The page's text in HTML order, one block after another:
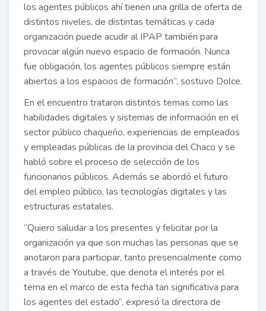
los agentes públicos ahí tienen una grilla de oferta de
distintos niveles, de distintas temáticas y cada
organización puede acudir al IPAP también para
provocar algún nuevo espacio de formación. Nunca
fue obligación, los agentes públicos siempre están
abiertos a los espacios de formación”, sostuvo Dolce.
En el encuentro trataron distintos temas como las
habilidades digitales y sistemas de información en el
sector público chaqueño, experiencias de empleados
y empleadas públicas de la provincia del Chaco y se
habló sobre el proceso de selección de los
funcionarios públicos. Además se abordó el futuro
del empleo público, las tecnologías digitales y las
estructuras estatales.
“Quiero saludar a los presentes y felicitar por la
organización ya que son muchas las personas que se
anotaron para participar, tanto presencialmente como
a través de Youtube, que denota el interés por el
tema en el marco de esta fecha tan significativa para
los agentes del estado”, expresó la directora de